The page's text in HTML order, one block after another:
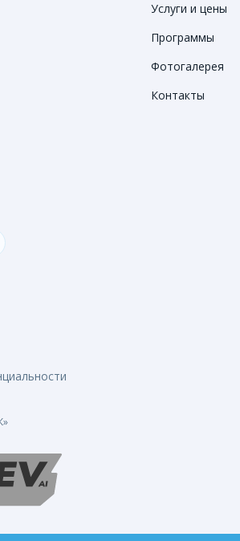
Услуги и цены
Программы
Фотогалерея
Контакты